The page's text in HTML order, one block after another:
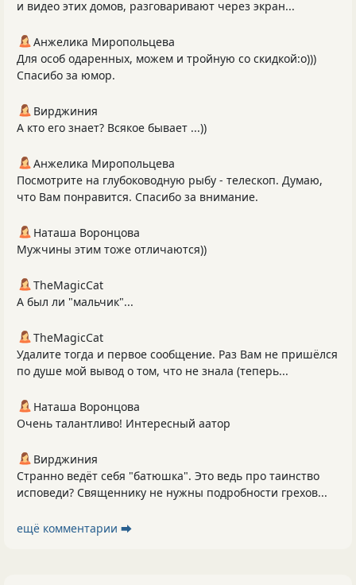
и видео этих домов, разговаривают через экран...
Анжелика Миропольцева
Для особ одаренных, можем и тройную со скидкой:о)))
Спасибо за юмор.
Вирджиния
А кто его знает? Всякое бывает ...))
Анжелика Миропольцева
Посмотрите на глубоководную рыбу - телескоп. Думаю,
что Вам понравится. Спасибо за внимание.
Наташа Воронцова
Мужчины этим тоже отличаются))
TheMagicCat
А был ли "мальчик"...
TheMagicCat
Удалите тогда и первое сообщение. Раз Вам не пришёлся
по душе мой вывод о том, что не знала (теперь...
Наташа Воронцова
Очень талантливо! Интересный аатор
Вирджиния
Странно ведёт себя "батюшка". Это ведь про таинство
исповеди? Священнику не нужны подробности грехов...
ещё комментарии ⮕